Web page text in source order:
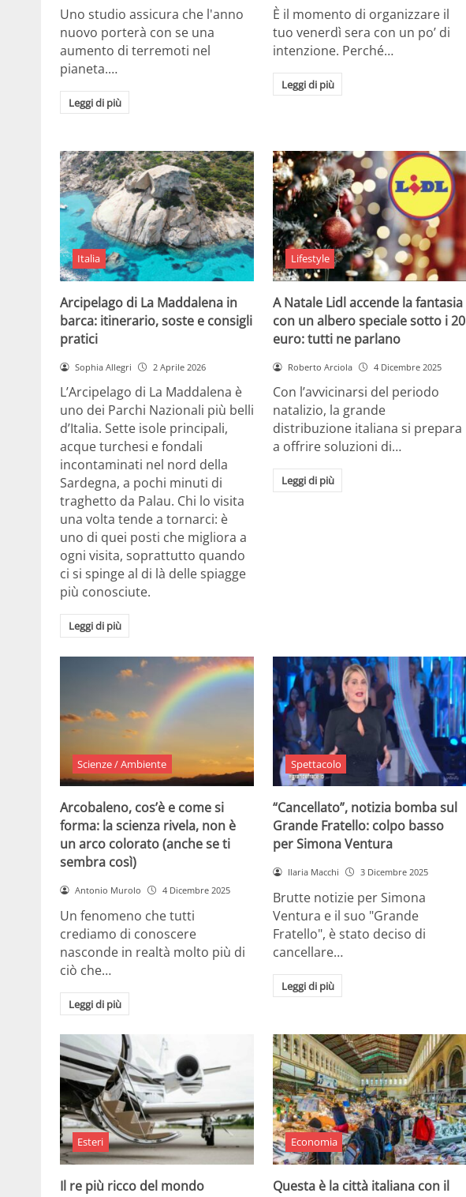
Uno studio assicura che l'anno
nuovo porterà con se una
aumento di terremoti nel
pianeta.…
Leggi di più
È il momento di organizzare il
tuo venerdì sera con un po’ di
intenzione. Perché…
Leggi di più
Italia
Arcipelago di La Maddalena in
barca: itinerario, soste e consigli
pratici
Sophia Allegri 2 Aprile 2026
L’Arcipelago di La Maddalena è
uno dei Parchi Nazionali più belli
d’Italia. Sette isole principali,
acque turchesi e fondali
incontaminati nel nord della
Sardegna, a pochi minuti di
traghetto da Palau. Chi lo visita
una volta tende a tornarci: è
uno di quei posti che migliora a
ogni visita, soprattutto quando
ci si spinge al di là delle spiagge
più conosciute.
Leggi di più
Lifestyle
A Natale Lidl accende la fantasia
con un albero speciale sotto i 20
euro: tutti ne parlano
Roberto Arciola 4 Dicembre 2025
Con l’avvicinarsi del periodo
natalizio, la grande
distribuzione italiana si prepara
a offrire soluzioni di…
Leggi di più
Scienze / Ambiente
Arcobaleno, cos’è e come si
forma: la scienza rivela, non è
un arco colorato (anche se ti
sembra così)
Antonio Murolo 4 Dicembre 2025
Un fenomeno che tutti
crediamo di conoscere
nasconde in realtà molto più di
ciò che…
Leggi di più
Spettacolo
“Cancellato”, notizia bomba sul
Grande Fratello: colpo basso
per Simona Ventura
Ilaria Macchi 3 Dicembre 2025
Brutte notizie per Simona
Ventura e il suo "Grande
Fratello", è stato deciso di
cancellare…
Leggi di più
Esteri
Il re più ricco del mondo
Economia
Questa è la città italiana con il